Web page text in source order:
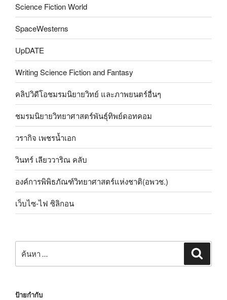
Science Fiction World
SpaceWesterns
UpDATE
Writing Science Fiction and Fantasy
คลิปวิดีโอชมรมนิยายวิทย์ และภาพยนตร์อื่นๆ
ชมรมนิยายวิทยาศาสตร์พันธุ์ทิพย์ดอทคอม
วรากิจ เพชรน้ำเอก
วินทร์ เลียววาริณ คลับ
องค์การพิพิธภัณฑ์วิทยาศาสตร์แห่งชาติ(อพวช.)
เว็บไซ-ไฟ ซิลิกอน
ป้ายกำกับ